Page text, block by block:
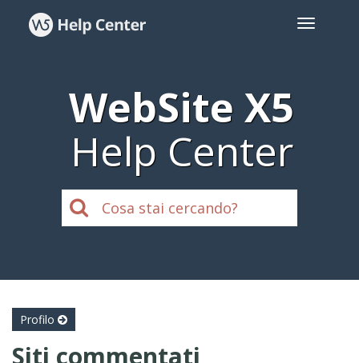
WebSite X5
Help Center
Profilo
Siti commentati